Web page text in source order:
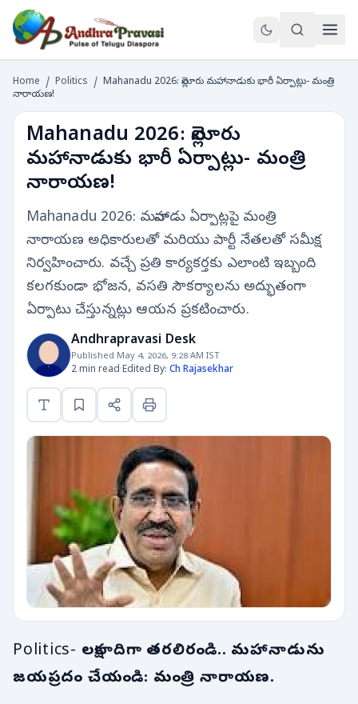
Home / Politics / Mahanadu 2026: నెల్లూరు మహానాడుకు భారీ ఏర్పాట్లు- మంత్రి
నారాయణ!
Mahanadu 2026: నెల్లూరు
మహానాడుకు భారీ ఏర్పాట్లు- మంత్రి
నారాయణ!
Mahanadu 2026: మహానాడు ఏర్పాట్లపై మంత్రి
నారాయణ అధికారులతో మరియు పార్టీ నేతలతో సమీక్ష
నిర్వహించారు. వచ్చే ప్రతి కార్యకర్తకు ఎలాంటి ఇబ్బంది
కలగకుండా భోజన, వసతి సౌకర్యాలను అద్భుతంగా
ఏర్పాటు చేస్తున్నట్లు ఆయన ప్రకటించారు.
Andhrapravasi Desk
Published May 4, 2026, 9:28 AM IST
2 min read·Edited By: Ch Rajasekhar
Politics- లక్షలాదిగా తరలిరండి.. మహానాడును
జయప్రదం చేయండి: మంత్రి నారాయణ.